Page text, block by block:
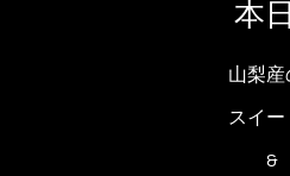
本
山梨産
スイ
&